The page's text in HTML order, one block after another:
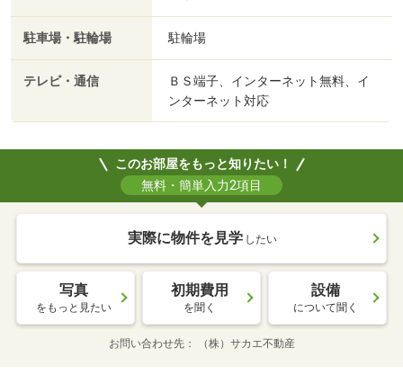
駐車場・駐輪場 駐輪場
テレビ・通信
ＢＳ端子、インターネット無料、イ
ンターネット対応
このお部屋をもっと知りたい！
無料・簡単入力2項目
実際に物件を見学 したい
写真
をもっと見たい
初期費用
を聞く
設備
について聞く
お問い合わせ先 （株）サカエ不動産